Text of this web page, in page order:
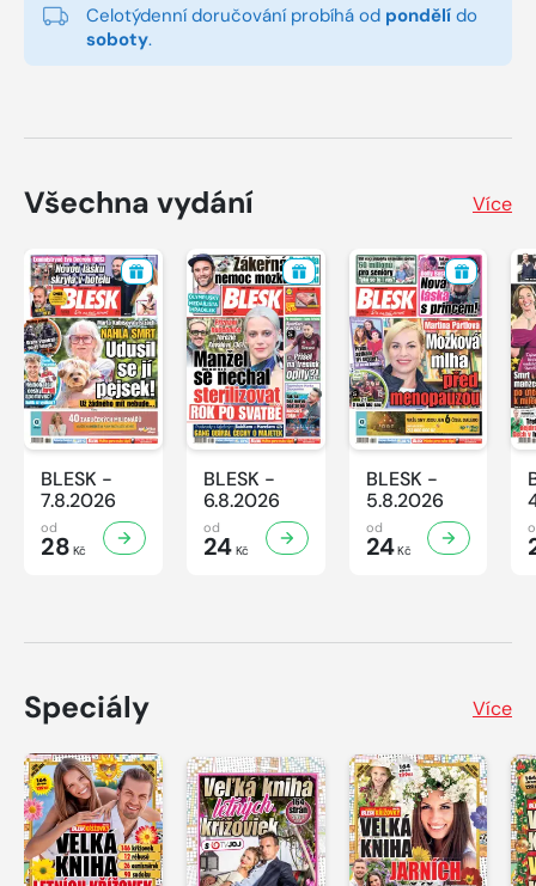
Celotýdenní doručování probíhá od pondělí do
soboty.
Všechna vydání Více
BLESK -
7.8.2026
od
28 Kč
BLESK -
6.8.2026
od
24Kč
BLESK -
5.8.2026
od
24Kč
Speciály Více